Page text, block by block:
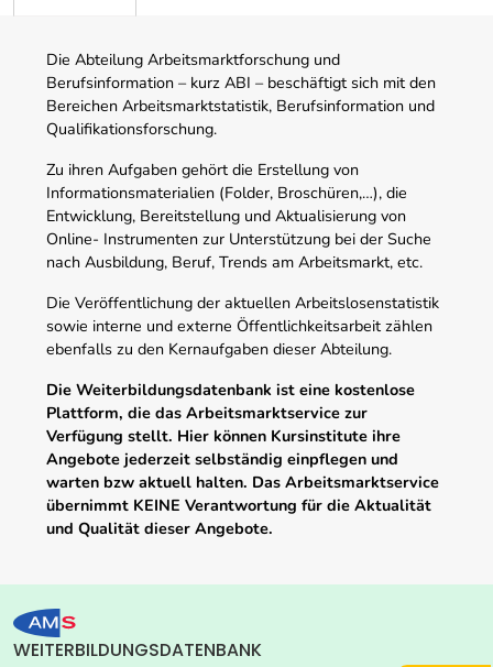
Die Abteilung Arbeitsmarktforschung und
Berufsinformation – kurz ABI – beschäftigt sich mit den
Bereichen Arbeitsmarktstatistik, Berufsinformation und
Qualifikationsforschung.
Zu ihren Aufgaben gehört die Erstellung von
Informationsmaterialien (Folder, Broschüren,…), die
Entwicklung, Bereitstellung und Aktualisierung von
Online- Instrumenten zur Unterstützung bei der Suche
nach Ausbildung, Beruf, Trends am Arbeitsmarkt, etc.
Die Veröffentlichung der aktuellen Arbeitslosenstatistik
sowie interne und externe Öffentlichkeitsarbeit zählen
ebenfalls zu den Kernaufgaben dieser Abteilung.
Die Weiterbildungsdatenbank ist eine kostenlose
Plattform, die das Arbeitsmarktservice zur
Verfügung stellt. Hier können Kursinstitute ihre
Angebote jederzeit selbständig einpflegen und
warten bzw aktuell halten. Das Arbeitsmarktservice
übernimmt KEINE Verantwortung für die Aktualität
und Qualität dieser Angebote.
WEITERBILDUNGSDATENBANK